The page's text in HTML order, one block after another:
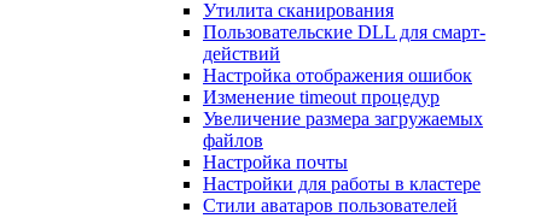
Утилита сканирования
Пользовательские DLL для смарт-
действий
Настройка отображения ошибок
Изменение timeout процедур
Увеличение размера загружаемых
файлов
Настройка почты
Настройки для работы в кластере
Стили аватаров пользователей